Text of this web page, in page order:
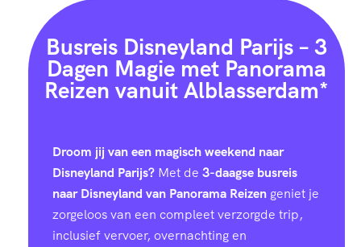
Busreis Disneyland Parijs – 3
Dagen Magie met Panorama
Reizen vanuit Alblasserdam*
Droom jij van een magisch weekend naar
Disneyland Parijs? Met de 3-daagse busreis
naar Disneyland van Panorama Reizen geniet je
zorgeloos van een compleet verzorgde trip,
inclusief vervoer, overnachting en